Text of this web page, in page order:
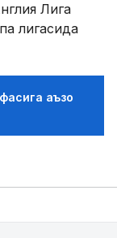
Лига
лигасида
аъзо